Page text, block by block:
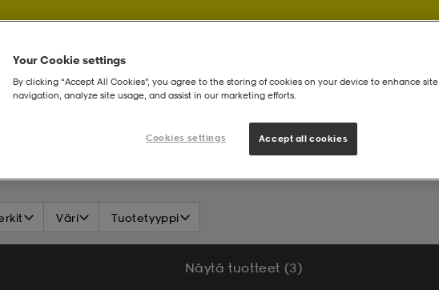
Väri Tuotetyyppi
Näytä tuotteet (3)
Your Cookie settings
By clicking “Accept All Cookies”, you agree to the storing of cookies on your device to enhance site
navigation, analyze site usage, and assist in our marketing efforts.
Cookies settings Accept all cookies